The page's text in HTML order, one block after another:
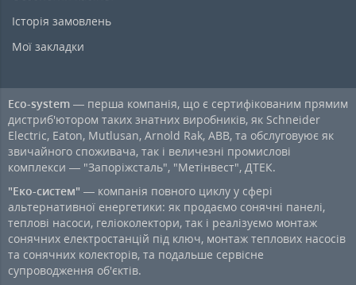
Історія замовлень
Мої закладки
Eco-system — перша компанія, що є сертифікованим прямим
дистриб'ютором таких знатних виробників, як Schneider
Electric, Eaton, Mutlusan, Arnold Rak, ABB, та обслуговуює як
звичайного споживача, так і величезні промислові
комплекси — "Запоріжсталь", "Метінвест", ДТЕК.
"Еко-систем" — компанія повного циклу у сфері
альтернативної енергетики: як продаємо сонячні панелі,
теплові насоси, геліоколектори, так і реалізуємо монтаж
сонячних електростанцій під ключ, монтаж теплових насосів
та сонячних колекторів, та подальше сервісне
супроводження об'єктів.